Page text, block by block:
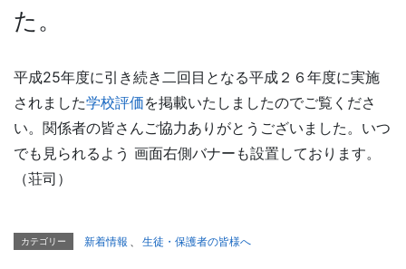
た。
平成25年度に引き続き二回目となる平成２６年度に実施
されました学校評価を掲載いたしましたのでご覧くださ
い。関係者の皆さんご協力ありがとうございました。いつ
でも見られるよう 画面右側バナーも設置しております。
（荘司）
カテゴリー 新着情報 生徒・保護者の皆様へ